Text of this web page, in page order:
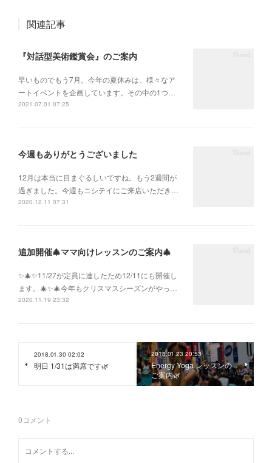
関連記事
『対話型美術鑑賞会』のご案内
早いものでもう7月。今年の夏休みは、様々なア
ートイベントを企画しています。その中の1つ…
2021.07.01 07:25
今週もありがとうございました
12月は本当に目まぐるしいですね。もう2週間が
過ぎました。今週もニシテイにご来店いただき…
2020.12.11 07:31
追加開催🎄ママ向けレッスンのご案内🎄
✨🎄✨11/27が定員に達したため12/11にも開催し
ます。🎄✨🎄今年もクリスマスシーズンがやっ…
2020.11.19 23:32
2018.01.30 02:02
明日 1/31は満席です🌿
2018.01.23 20:53
Energy Yoga レッスンの
ご案内🌿
0コメント